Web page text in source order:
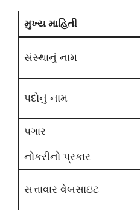
મુખ્ય માહિતી
સંસ્થાનું નામ
પદોનું નામ
પગાર
નોકરીનો પ્રકાર
સત્તાવાર વેબસાઇટ